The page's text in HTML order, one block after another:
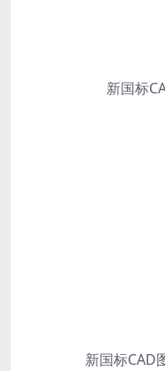
新国标
新国标CAD